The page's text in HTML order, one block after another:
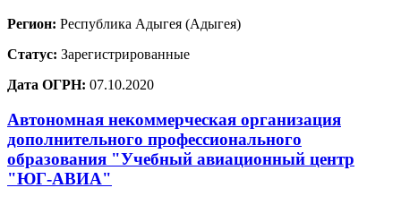
Регион: Республика Адыгея (Адыгея)
Статус: Зарегистрированные
Дата ОГРН: 07.10.2020
Автономная некоммерческая организация
дополнительного профессионального
образования "Учебный авиационный центр
"ЮГ-АВИА"